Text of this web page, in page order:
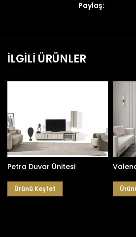
Paylaş:
İLGILI ÜRÜNLER
Petra Duvar Ünitesi
Ürünü Keşfet